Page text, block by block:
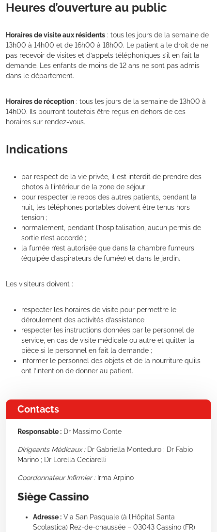
Heures d’ouverture au public
Horaires de visite aux résidents : tous les jours de la semaine de
13h00 à 14h00 et de 16h00 à 18h00. Le patient a le droit de ne
pas recevoir de visites et d’appels téléphoniques s’il en fait la
demande. Les enfants de moins de 12 ans ne sont pas admis
dans le département.
Horaires de réception : tous les jours de la semaine de 13h00 à
14h00. Ils pourront toutefois être reçus en dehors de ces
horaires sur rendez-vous.
Indications
par respect de la vie privée, il est interdit de prendre des
photos à l’intérieur de la zone de séjour ;
pour respecter le repos des autres patients, pendant la
nuit, les téléphones portables doivent être tenus hors
tension ;
normalement, pendant l’hospitalisation, aucun permis de
sortie n’est accordé ;
la fumée n’est autorisée que dans la chambre fumeurs
(équipée d’aspirateurs de fumée) et dans le jardin.
Les visiteurs doivent :
respecter les horaires de visite pour permettre le
déroulement des activités d’assistance ;
respecter les instructions données par le personnel de
service, en cas de visite médicale ou autre et quitter la
pièce si le personnel en fait la demande ;
informer le personnel des objets et de la nourriture qu’ils
ont l’intention de donner au patient.
Contacts
Responsable : Dr Massimo Conte
Dirigeants Médicaux :Dr Gabriella Monteduro ; Dr Fabio
Marino ; Dr Lorella Ceciarelli
Coordonnateur Infirmier :Irma Arpino
Siège Cassino
Adresse : Via San Pasquale (à l’Hôpital Santa
Scolastica) Rez-de-chaussée – 03043 Cassino (FR)